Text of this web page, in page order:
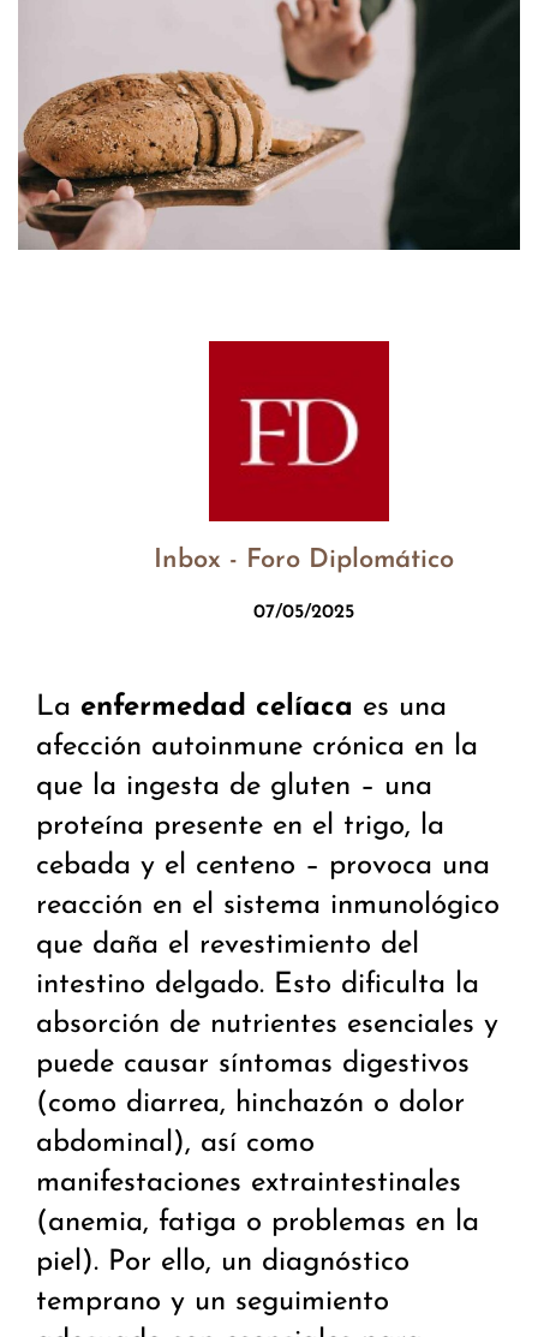
Inbox - Foro Diplomático
07/05/2025
La enfermedad celíaca es una
afección autoinmune crónica en la
que la ingesta de gluten – una
proteína presente en el trigo, la
cebada y el centeno – provoca una
reacción en el sistema inmunológico
que daña el revestimiento del
intestino delgado. Esto dificulta la
absorción de nutrientes esenciales y
puede causar síntomas digestivos
(como diarrea, hinchazón o dolor
abdominal), así como
manifestaciones extraintestinales
(anemia, fatiga o problemas en la
piel). Por ello, un diagnóstico
temprano y un seguimiento